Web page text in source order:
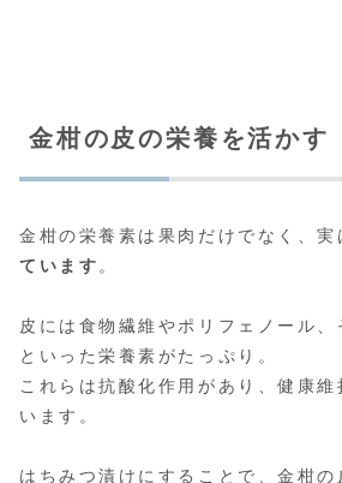
金柑の皮の栄養を活かす
金柑の栄養素は果肉だけでなく、実
ています 。
皮には食物繊維やポリフェノール、
といった栄養素がたっぷり。
これらは抗酸化作用があり、健康維
います。
はちみつ漬けにすることで、金柑